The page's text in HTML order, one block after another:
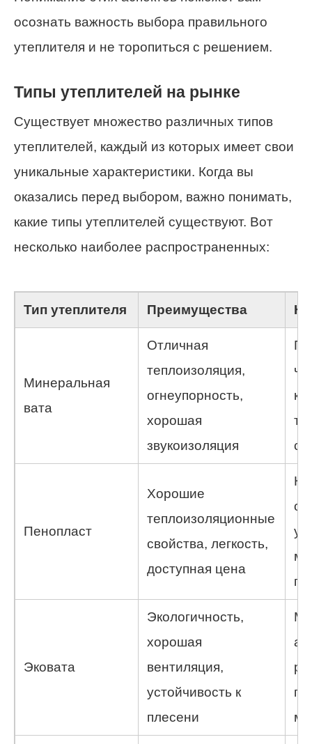
осознать важность выбора правильного
утеплителя и не торопиться с решением.
Типы утеплителей на рынке
Существует множество различных типов
утеплителей, каждый из которых имеет свои
уникальные характеристики. Когда вы
оказались перед выбором, важно понимать,
какие типы утеплителей существуют. Вот
несколько наиболее распространенных:
Тип утеплителя Преимущества
Минеральная
вата
Отличная
теплоизоляция,
огнеупорность,
хорошая
звукоизоляция
к
Пенопласт
Хорошие
теплоизоляционные
свойства, легкость,
доступная цена
Эковата
Экологичность,
хорошая
вентиляция,
устойчивость к
плесени